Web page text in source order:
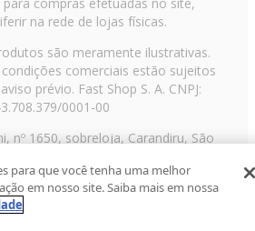
na rede de lojas físicas.
são meramente ilustrativas.
comerciais estão sujeitos
prévio. Fast Shop S. A. CNPJ:
0001-00
nº 1650, sobreloja, Carandiru, São
Todos os direitos reservadosRF
para que você tenha uma melhor
em nosso site. Saiba mais em nossa